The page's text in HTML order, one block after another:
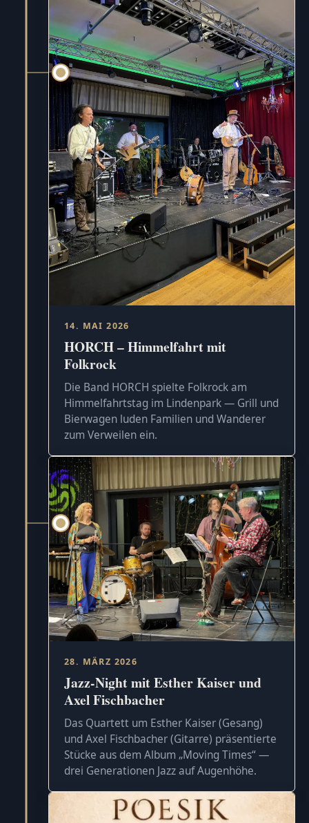
14. MAI 2026
HORCH – Himmelfahrt mit
Folkrock
Die Band HORCH spielte Folkrock am
Himmelfahrtstag im Lindenpark — Grill und
Bierwagen luden Familien und Wanderer
zum Verweilen ein.
28. MÄRZ 2026
Jazz-Night mit Esther Kaiser und
Axel Fischbacher
Das Quartett um Esther Kaiser (Gesang)
und Axel Fischbacher (Gitarre) präsentierte
Stücke aus dem Album „Moving Times“ —
drei Generationen Jazz auf Augenhöhe.